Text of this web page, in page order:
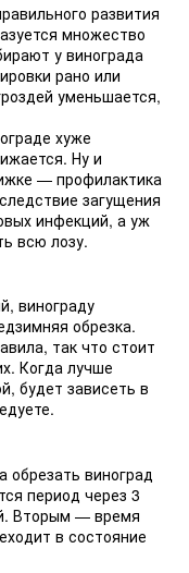
развития
множество
у винограда
рано или
уменьшается,
хуже
Ну и
— профилактика
загущения
инфекций, а уж
всю лозу.
винограду
обрезка.
так что стоит
Когда лучше
будет зависеть в
обрезать виноград
период через 3
Вторым — время
в состояние